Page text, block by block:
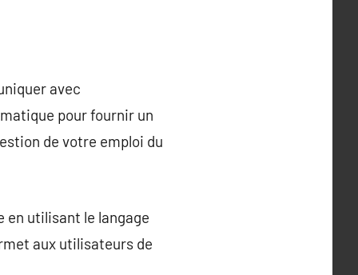
avec
pour fournir un
de votre emploi du
en utilisant le langage
aux utilisateurs de